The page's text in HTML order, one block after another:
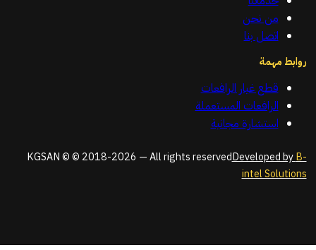
من نحن
اتصل بنا
روابط مهمة
قطع غيار الرافعات
الرافعات المستعملة
استشارة مجانية
KGSAN © © 2018-2026 — All rights reservedDeveloped byB-
intel Solutions